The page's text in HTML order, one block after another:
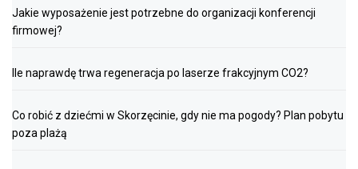
Jakie wyposażenie jest potrzebne do organizacji konferencji
firmowej?
Ile naprawdę trwa regeneracja po laserze frakcyjnym CO2?
Co robić z dziećmi w Skorzęcinie, gdy nie ma pogody? Plan pobytu
poza plażą